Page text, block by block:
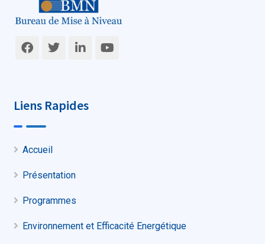
Liens Rapides
Accueil
Présentation
Programmes
Environnement et Efficacité Energétique